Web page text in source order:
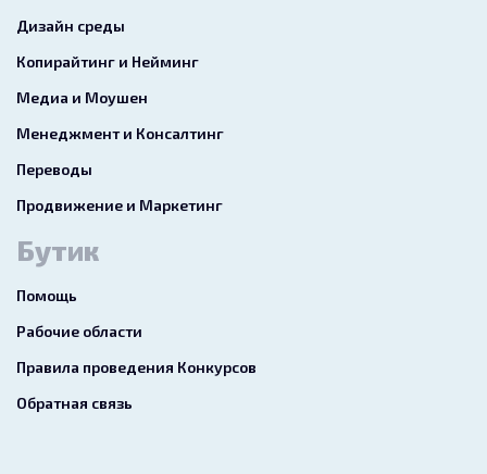
Дизайн среды
Копирайтинг и Нейминг
Медиа и Моушен
Менеджмент и Консалтинг
Переводы
Продвижение и Маркетинг
Бутик
Помощь
Рабочие области
Правила проведения Конкурсов
Обратная связь